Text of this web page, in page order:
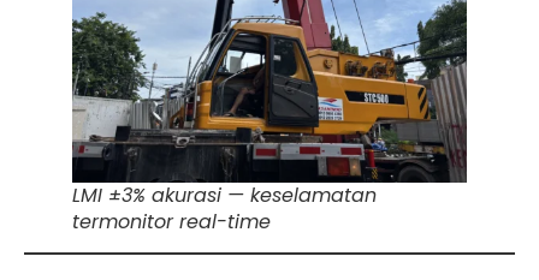
LMI ±3% akurasi — keselamatan
termonitor real-time